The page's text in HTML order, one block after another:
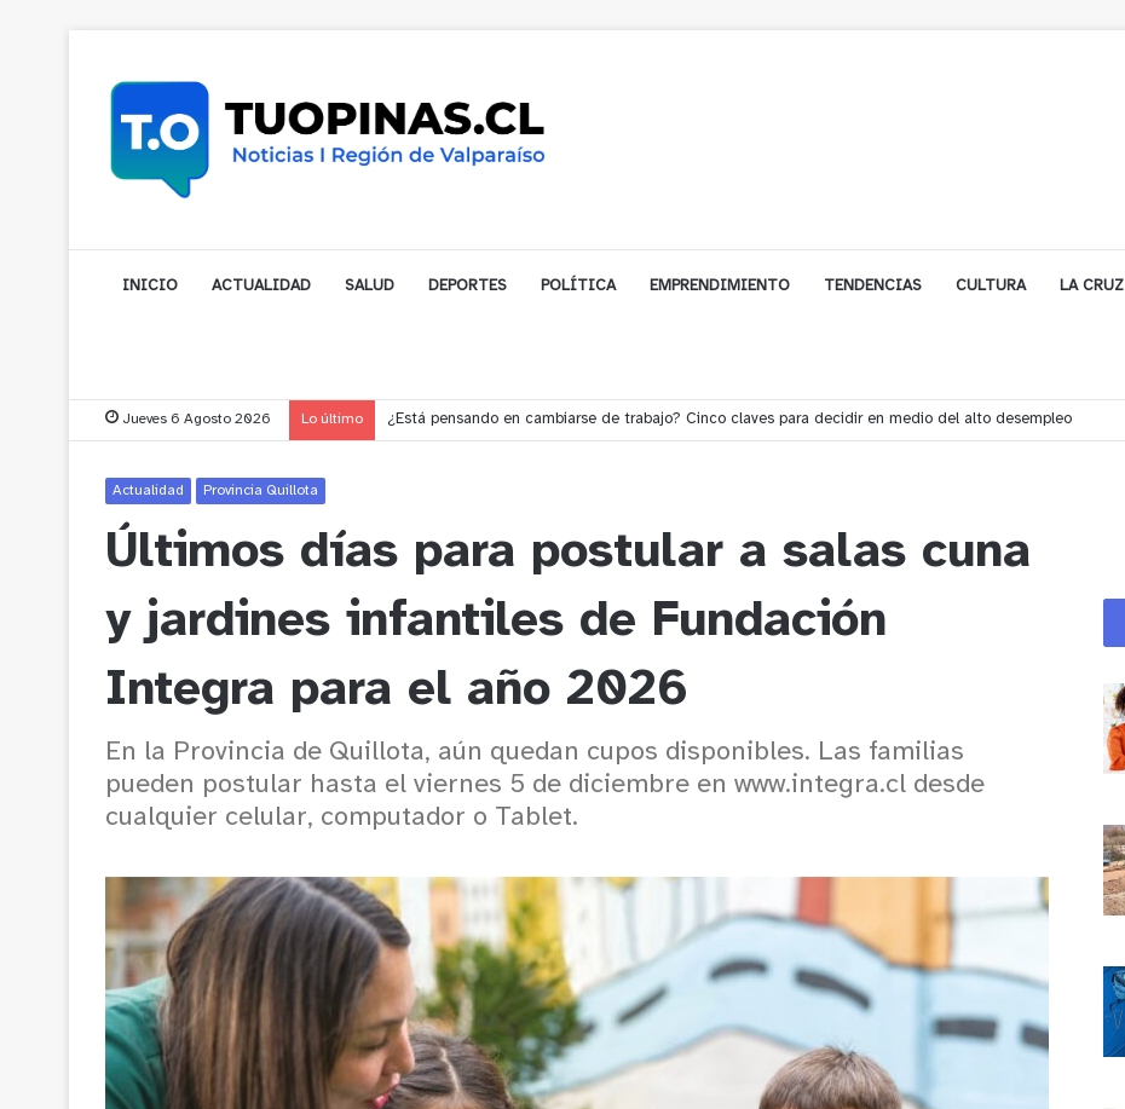
INICIO ACTUALIDAD SALUD DEPORTES POLÍTICA EMPRENDIMIENTO TENDENCIAS CULTURA LA CRUZ
Jueves 6 Agosto 2026 Lo último Gobernador compromete financiamiento para avanzar en la construcción del Puente Colón de Limache
Actualidad Provincia Quillota
Últimos días para postular a salas cuna
y jardines infantiles de Fundación
Integra para el año 2026
En la Provincia de Quillota, aún quedan cupos disponibles. Las familias
pueden postular hasta el viernes 5 de diciembre en www.integra.cl desde
cualquier celular, computador o Tablet.